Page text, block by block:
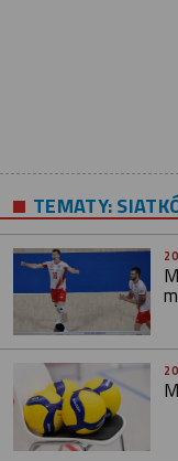
TEMATY: